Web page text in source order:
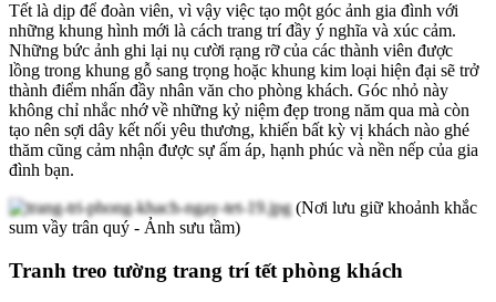
Tết là dịp để đoàn viên, vì vậy việc tạo một góc ảnh gia đình với
những khung hình mới là cách trang trí đầy ý nghĩa và xúc cảm.
Những bức ảnh ghi lại nụ cười rạng rỡ của các thành viên được
lồng trong khung gỗ sang trọng hoặc khung kim loại hiện đại sẽ trở
thành điểm nhấn đầy nhân văn cho phòng khách. Góc nhỏ này
không chỉ nhắc nhớ về những kỷ niệm đẹp trong năm qua mà còn
tạo nên sợi dây kết nối yêu thương, khiến bất kỳ vị khách nào ghé
thăm cũng cảm nhận được sự ấm áp, hạnh phúc và nền nếp của gia
đình bạn.
(Nơi lưu giữ khoảnh khắc
sum vầy trân quý - Ảnh sưu tầm)
Tranh treo tường trang trí tết phòng khách